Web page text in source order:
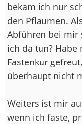
bekam ich nur
den Pflaumen.
Abführen bei mir
ich da tun?
Fastenkur
überhaupt nicht
Weiters ist mir
wenn ich faste,